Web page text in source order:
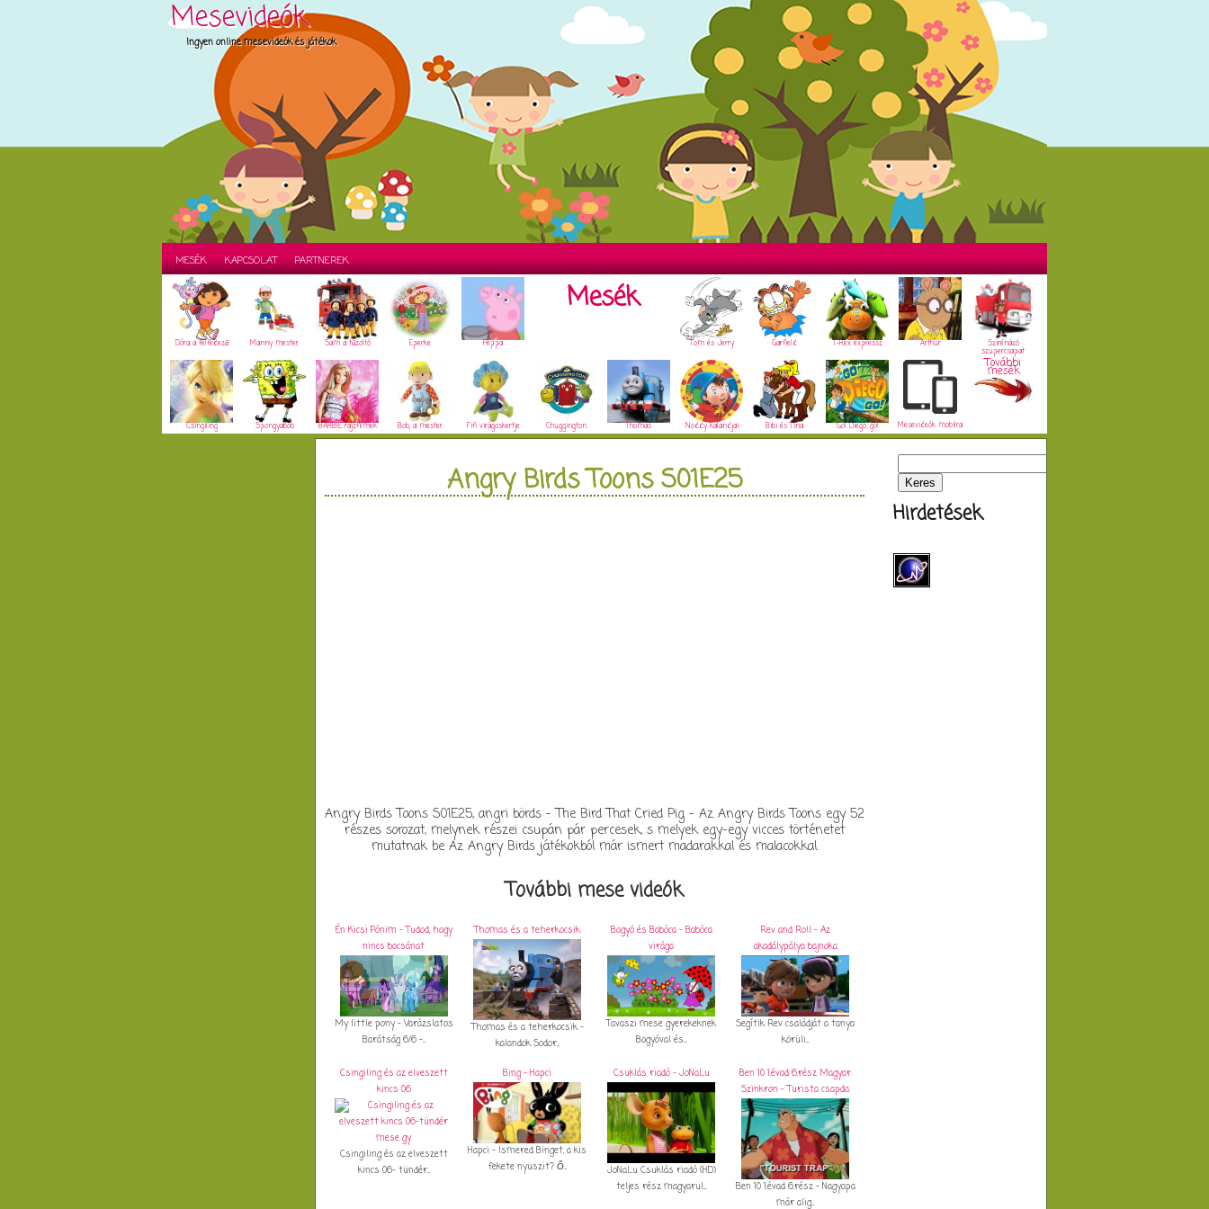
Mesevideók
Ingyen online mesevideók és játékok
MESÉK KAPCSOLAT PARTNEREK
Dóra a felfedező Manny mester Sam a tűzoltó Eperke Peppa
Mesék
Tom és Jerry Garfield T-Rex expressz Arthur Szirénázó
szupercsapat
Csingiling Spongyabob BARBIE rajzfilmek Bob, a mester Fifi virágoskertje Chuggington Thomas Noddy kalandjai Bibi és Tina Go! Diego, go! Mesevideók mobilra
További
mesék
Angry Birds Toons S01E25
Angry Birds Toons S01E25, angri börds - The Bird That Cried Pig - Az Angry Birds Toons egy 52
részes sorozat, melynek részei csupán pár percesek, s melyek egy-egy vicces történetet
mutatnak be Az Angry Birds játékokból már ismert madarakkal és malacokkal.
További mese videók
Én Kicsi Pónim - Tudod, hogy
nincs bocsánat
My little pony - Varázslatos
Barátság 6/6 -...
Thomas és a teherkocsik
Thomas és a teherkocsik -
kalandok Sodor...
Bogyó és Babóca - Babóca
virága
Tavaszi mese gyerekeknek
Bogyóval és...
Rev and Roll - Az
akadálypálya bajnoka
Segítik Rev családját a tanya
körüli...
Csingiling és az elveszett
kincs 06
Csingiling és az elveszett
kincs 06- tündér...
Bing - Hapci
Hapci - Ismered Binget, a kis
fekete nyuszit? Ő...
Csuklás riadó - JoNaLu
JoNaLu Csuklás riadó (HD)
teljes rész magyarul...
Ben 10 1.évad 6.rész Magyar
Szinkron - Turista csapda
Ben 10 1.évad 6.rész - Nagyapa
már alig...
Hirdetések